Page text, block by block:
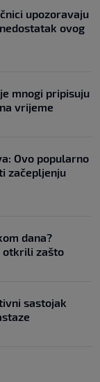
upozoravaju
ovog
mnogi pripisuju
vrijeme
Ovo popularno
začepljenju
dana?
otkrili zašto
sastojak